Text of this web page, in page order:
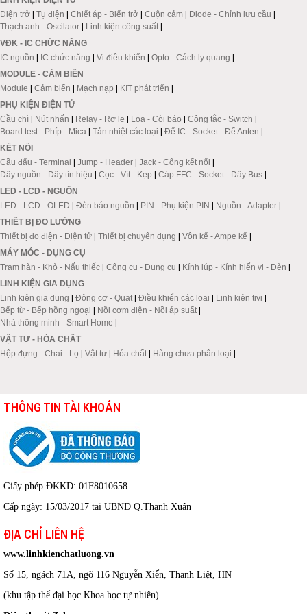
Điện trở | Tụ điện | Chiết áp - Biến trở | Cuộn cảm | Diode - Chỉnh lưu cầu |
Thạch anh - Oscilator | Linh kiện công suất |
VĐK - IC CHỨC NĂNG
IC nguồn | IC chức năng | Vi điều khiển | Opto - Cách ly quang |
MODULE - CẢM BIẾN
Module | Cảm biến | Mạch nạp | KIT phát triển |
PHỤ KIỆN ĐIỆN TỬ
Cầu chì | Nút nhấn | Relay - Rơ le | Loa - Còi báo | Công tắc - Switch |
Board test - Phíp - Mica | Tản nhiệt các loại | Đế IC - Socket - Đế Anten |
KẾT NỐI
Cầu đấu - Terminal | Jump - Header | Jack - Cổng kết nối |
Dây nguồn - Dây tín hiệu | Cọc - Vít - Kẹp | Cáp FFC - Socket - Dây Bus |
LED - LCD - NGUỒN
LED - LCD - OLED | Đèn báo nguồn | PIN - Phụ kiện PIN | Nguồn - Adapter |
THIẾT BỊ ĐO LƯỜNG
Thiết bị đo điện - Điện tử | Thiết bị chuyên dụng | Vôn kế - Ampe kế |
MÁY MÓC - DỤNG CỤ
Trạm hàn - Khò - Nấu thiếc | Công cụ - Dụng cụ | Kính lúp - Kính hiển vi - Đèn |
LINH KIỆN GIA DỤNG
Linh kiện gia dụng | Động cơ - Quạt | Điều khiển các loại | Linh kiện tivi |
Bếp từ - Bếp hồng ngoại | Nồi cơm điện - Nồi áp suất |
Nhà thông minh - Smart Home |
VẬT TƯ - HÓA CHẤT
Hộp đựng - Chai - Lọ | Vật tư | Hóa chất | Hàng chưa phân loại |
THÔNG TIN TÀI KHOẢN
Giấy phép ĐKKD: 01F8010658
Cấp ngày: 15/03/2017 tại UBND Q.Thanh Xuân
ĐỊA CHỈ LIÊN HỆ
www.linhkienchatluong.vn
Số 15, ngách 71A, ngõ 116 Nguyễn Xiển, Thanh Liệt, HN
(khu tập thể đại học Khoa học tự nhiên)